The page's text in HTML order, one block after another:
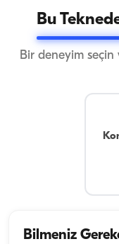
Bu
Bir deneyim seçin
Bilmeniz